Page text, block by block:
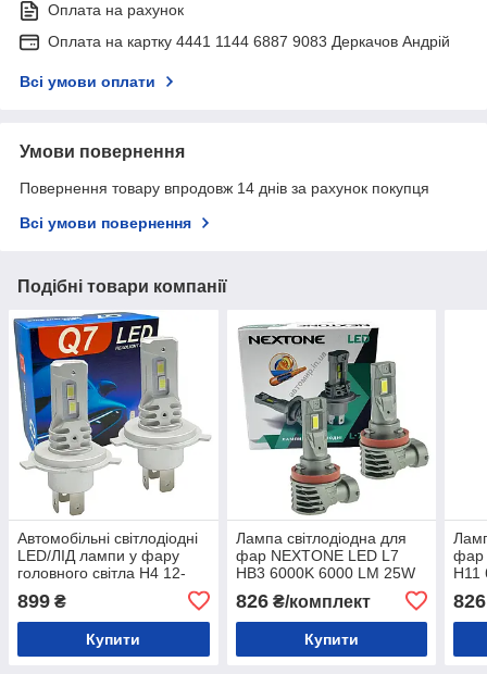
Оплата на рахунок
Оплата на картку 4441 1144 6887 9083 Деркачов Андрій
Всі умови оплати
Умови повернення
Повернення товару впродовж 14 днів за рахунок покупця
Всі умови повернення
Подібні товари компанії
Автомобільні світлодіодні
LED/ЛІД лампи у фару
головного світла H4 12-
15000L Q7
899 ₴
Купити
Лампа світлодіодна для
фар NEXTONE LED L7
HB3 6000K 6000 LM 25W
826₴/комплект
Купити
фар
H11
826